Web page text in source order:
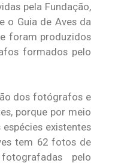
pela Fundação,
o Guia de Aves da
foram produzidos
formados pelo
dos fotógrafos e
porque por meio
existentes
tem 62 fotos de
pelo